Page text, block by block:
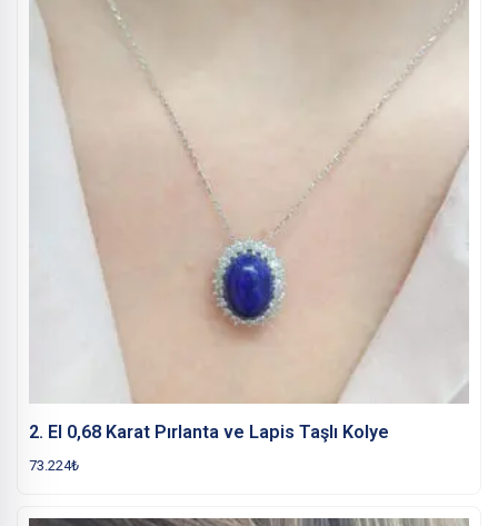
2. El 0,68 Karat Pırlanta ve Lapis Taşlı Kolye
73.224₺